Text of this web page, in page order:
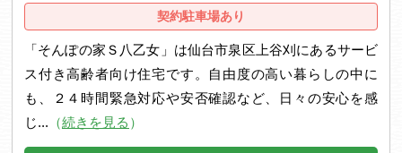
契約駐車場あり
「そんぽの家Ｓ八乙女」は仙台市泉区上谷刈にあるサービ
ス付き高齢者向け住宅です。自由度の高い暮らしの中に
も、２４時間緊急対応や安否確認など、日々の安心を感
じ... （続きを見る ）